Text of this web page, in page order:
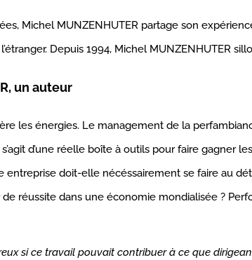
Michel MUNZENHUTER partage son
Depuis 1994, Michel MUNZENHUTER
un auteur
les énergies. Le management de la
s’agit d’une réelle boîte à outils pour faire
entreprise doit-elle nécéssairement se faire au
réussite dans une économie mondialisée ?
si ce travail pouvait contribuer à ce que